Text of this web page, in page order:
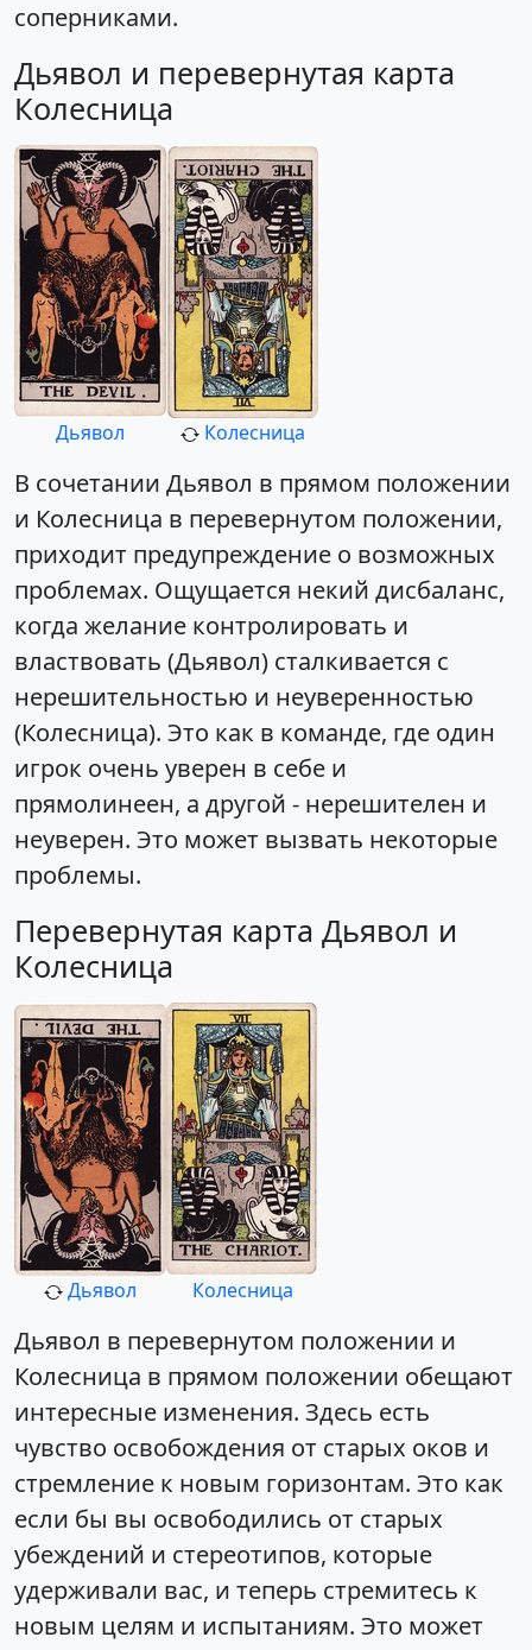
соперниками.
Дьявол и перевернутая карта
Колесница
Дьявол Колесница
В сочетании Дьявол в прямом положении
и Колесница в перевернутом положении,
приходит предупреждение о возможных
проблемах. Ощущается некий дисбаланс,
когда желание контролировать и
властвовать (Дьявол) сталкивается с
нерешительностью и неуверенностью
(Колесница). Это как в команде, где один
игрок очень уверен в себе и
прямолинеен, а другой - нерешителен и
неуверен. Это может вызвать некоторые
проблемы.
Перевернутая карта Дьявол и
Колесница
Дьявол Колесница
Дьявол в перевернутом положении и
Колесница в прямом положении обещают
интересные изменения. Здесь есть
чувство освобождения от старых оков и
стремление к новым горизонтам. Это как
если бы вы освободились от старых
убеждений и стереотипов, которые
удерживали вас, и теперь стремитесь к
новым целям и испытаниям. Это может